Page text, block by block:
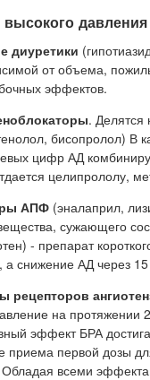
высокого давления
диуретики
от объема,
эффектов.
. Делятся
бисопролол) В
цифр АД
целипрололу,
АПФ (эналаприл,
сужающего
- препарат
а снижение АД через
рецепторов
на протяжении
эффект БРА
приема первой дозы
всеми